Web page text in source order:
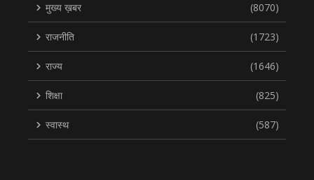
मुख्य ख़बर (8070)
राजनीति (1723)
राज्य (1646)
शिक्षा (825)
स्वास्थ (587)